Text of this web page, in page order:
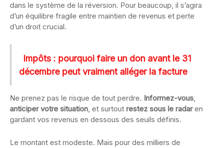
dans le système de la réversion. Pour beaucoup, il s’agira
d’un équilibre fragile entre maintien de revenus et perte
d’un droit crucial.
Impôts : pourquoi faire un don avant le 31
décembre peut vraiment alléger la facture
Ne prenez pas le risque de tout perdre. Informez-vous,
anticiper votre situation, et surtout restez sous le radaren
gardant vos revenus en dessous des seuils définis.
Le montant est modeste. Mais pour des milliers de